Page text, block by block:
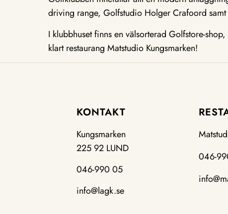
driving range, Golfstudio Holger Crafoord samt
I klubbhuset finns en välsorterad Golfstore-
klart restaurang Matstudio Kungsmarken!
KONTAKT
Kungsmarken
225 92 LUND
046-990 05
info@lagk.se
046-